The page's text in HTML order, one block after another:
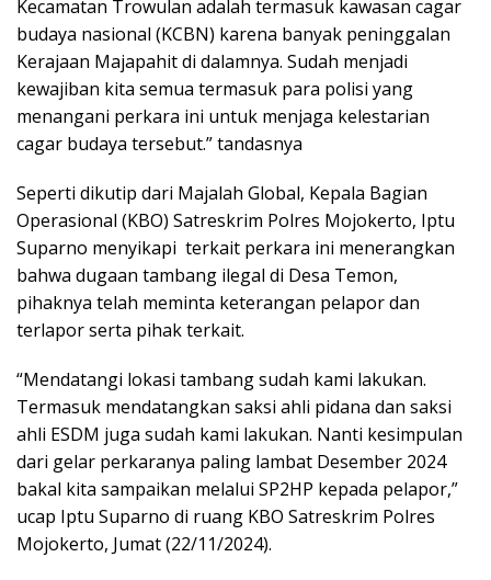
Kecamatan Trowulan adalah termasuk kawasan cagar
budaya nasional (KCBN) karena banyak peninggalan
Kerajaan Majapahit di dalamnya. Sudah menjadi
kewajiban kita semua termasuk para polisi yang
menangani perkara ini untuk menjaga kelestarian
cagar budaya tersebut.” tandasnya
Seperti dikutip dari Majalah Global, Kepala Bagian
Operasional (KBO) Satreskrim Polres Mojokerto, Iptu
Suparno menyikapi terkait perkara ini menerangkan
bahwa dugaan tambang ilegal di Desa Temon,
pihaknya telah meminta keterangan pelapor dan
terlapor serta pihak terkait.
“Mendatangi lokasi tambang sudah kami lakukan.
Termasuk mendatangkan saksi ahli pidana dan saksi
ahli ESDM juga sudah kami lakukan. Nanti kesimpulan
dari gelar perkaranya paling lambat Desember 2024
bakal kita sampaikan melalui SP2HP kepada pelapor,”
ucap Iptu Suparno di ruang KBO Satreskrim Polres
Mojokerto, Jumat (22/11/2024).